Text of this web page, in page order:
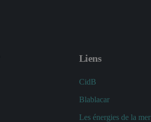
Liens
CidB
Blablacar
Les énergies de la mer